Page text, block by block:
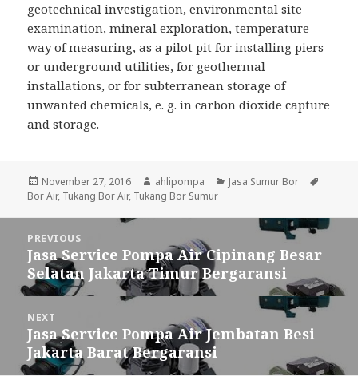
geotechnical investigation, environmental site
examination, mineral exploration, temperature
way of measuring, as a pilot pit for installing piers
or underground utilities, for geothermal
installations, or for subterranean storage of
unwanted chemicals, e. g. in carbon dioxide capture
and storage.
Posted
on
November 27, 2016 Author
ahlipompa Categories
Jasa Sumur Bor
Bor Air, Tukang Bor Air, Tukang Bor Sumur
navigation
PREVIOUS
Previous
post:
Jasa Service Pompa Air Cipinang Besar
Selatan Jakarta Timur Bergaransi
NEXT
Next
post:
Jasa Service Pompa Air Jembatan Besi
Jakarta Barat Bergaransi